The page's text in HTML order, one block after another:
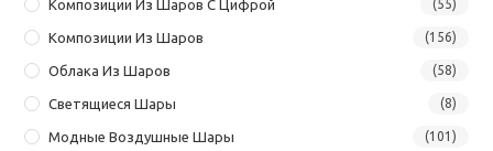
Композиции Из Шаров С Цифрой (55)
Композиции Из Шаров (156)
Облака Из Шаров (58)
Светящиеся Шары (8)
Модные Воздушные Шары (101)